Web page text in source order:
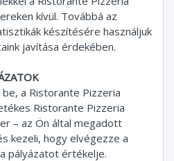
kívül. Továbbá az
készítésére használjuk
javítása érdekében.
a Ristorante Pizzeria
Ristorante Pizzeria
– az Ön által megadott
kezeli, hogy elvégezze a
pályázatot értékelje.